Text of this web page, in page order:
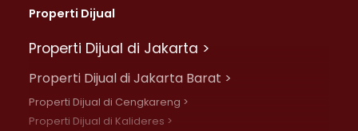
Properti Dijual
Properti Dijual di Jakarta >
Properti Dijual di Jakarta Barat >
Properti Dijual di Cengkareng >
Properti Dijual di Kalideres >